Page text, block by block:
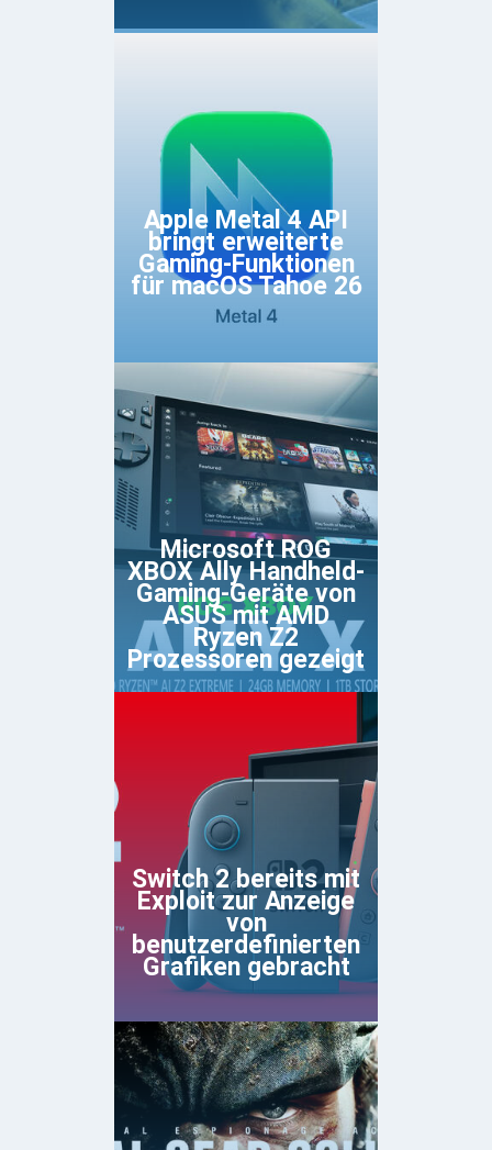
Apple Metal 4 API
bringt erweiterte
Gaming-Funktionen
für macOS Tahoe 26
Microsoft ROG
XBOX Ally Handheld-
Gaming-Geräte von
ASUS mit AMD
Ryzen Z2
Prozessoren gezeigt
Switch 2 bereits mit
Exploit zur Anzeige
von
benutzerdefinierten
Grafiken gebracht